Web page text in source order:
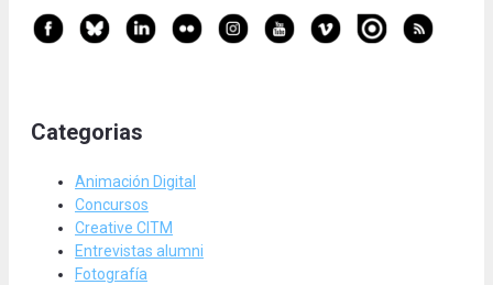
Categorias
Animación Digital
Concursos
Creative CITM
Entrevistas alumni
Fotografía